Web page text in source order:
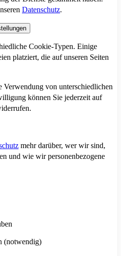
Datenschutz.
Cookie-Typen. Einige
platziert, die auf unseren Seiten
von unterschiedlichen
können Sie jederzeit auf
mehr darüber, wer wir sind,
und wie wir personenbezogene
(notwendig)